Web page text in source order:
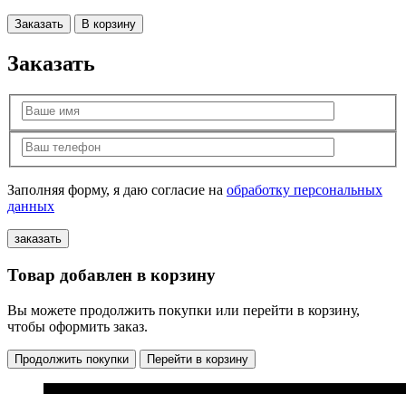
Заказать В корзину
Заказать
Заполняя форму, я даю согласие на обработку персональных
данных
Товар добавлен в корзину
Вы можете продолжить покупки или перейти в корзину,
чтобы оформить заказ.
Продолжить покупки Перейти в корзину